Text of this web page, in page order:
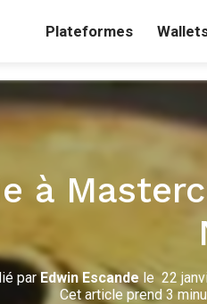
Plateformes
à
par Edwin Escande le 22
Cet article prend 3